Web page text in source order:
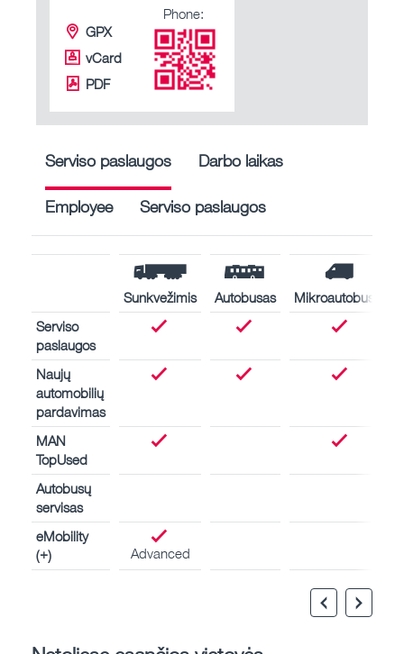
GPX
vCard
PDF
Phone:
Serviso paslaugos Darbo laikas
Employee Serviso paslaugos
Sunkvežimis Autobusas
Mikroautobusas
Serviso
paslaugos
Naujų
automobilių
pardavimas
MAN
TopUsed
Autobusų
servisas
eMobility
(+)
Advanced